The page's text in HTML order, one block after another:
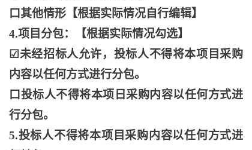
口其他情形【根据实际情况自行编辑】
4.项目分包：【根据实际情况勾选】
☑未经招标人允许，投标人不得将本项目采购
内容以任何方式进行分包。
口投标人不得将本项日采购内容以任何方式进
行分包。
5.投标人不得将本项目采购内容以任何方式进